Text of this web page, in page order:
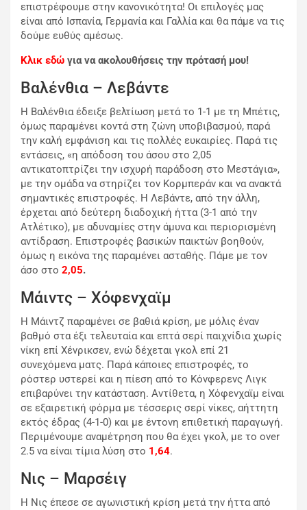
επιστρέφουμε στην κανονικότητα! Οι επιλογές μας
είναι από Ισπανία, Γερμανία και Γαλλία και θα πάμε να τις
δούμε ευθύς αμέσως.
Κλικ εδώ για να ακολουθήσεις την πρότασή μου!
Βαλένθια – Λεβάντε
Η Βαλένθια έδειξε βελτίωση μετά το 1-1 με τη Μπέτις,
όμως παραμένει κοντά στη ζώνη υποβιβασμού, παρά
την καλή εμφάνιση και τις πολλές ευκαιρίες. Παρά τις
εντάσεις, «η απόδοση του άσου στο 2,05
αντικατοπτρίζει την ισχυρή παράδοση στο Μεστάγια»,
με την ομάδα να στηρίζει τον Κορμπεράν και να ανακτά
σημαντικές επιστροφές. Η Λεβάντε, από την άλλη,
έρχεται από δεύτερη διαδοχική ήττα (3-1 από την
Ατλέτικο), με αδυναμίες στην άμυνα και περιορισμένη
αντίδραση. Επιστροφές βασικών παικτών βοηθούν,
όμως η εικόνα της παραμένει ασταθής. Πάμε με τον
άσο στο 2,05.
Μάιντς – Χόφενχαϊμ
Η Μάιντζ παραμένει σε βαθιά κρίση, με μόλις έναν
βαθμό στα έξι τελευταία και επτά σερί παιχνίδια χωρίς
νίκη επί Χένρικσεν, ενώ δέχεται γκολ επί 21
συνεχόμενα ματς. Παρά κάποιες επιστροφές, το
ρόστερ υστερεί και η πίεση από το Κόνφερενς Λιγκ
επιβαρύνει την κατάσταση. Αντίθετα, η Χόφενχαϊμ είναι
σε εξαιρετική φόρμα με τέσσερις σερί νίκες, αήττητη
εκτός έδρας (4-1-0) και με έντονη επιθετική παραγωγή.
Περιμένουμε αναμέτρηση που θα έχει γκολ, με το over
2.5 να είναι τίμια λύση στο 1,64.
Νις – Μαρσέιγ
Η Νις έπεσε σε αγωνιστική κρίση μετά την ήττα από